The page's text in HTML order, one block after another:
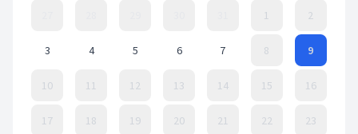
1 2
3 4 5 6 7 8 9
10 11 12 13 14 15 16
17 18 19 20 21 22 23